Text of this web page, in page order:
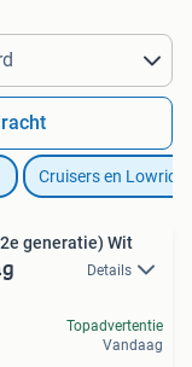
Cruisers en
generatie) Wit
Details
Topadvertentie
Vandaag